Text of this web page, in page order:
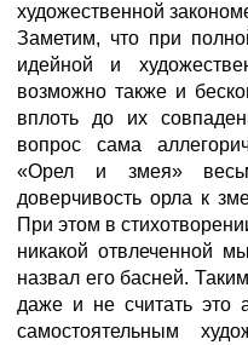
художественной
Заметим, что при
идейной и
возможно также и
вплоть до их
вопрос сама
«Орел и змея»
доверчивость орла к
При этом в
никакой отвлеченной
назвал его басней.
даже и не считать это
самостоятельным